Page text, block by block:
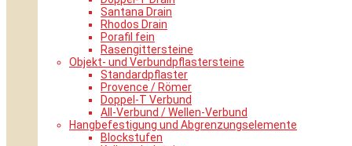
Santana Drain
Rhodos Drain
Porafil fein
Rasengittersteine
Objekt- und Verbundpflastersteine
Standardpflaster
Provence / Römer
Doppel-T Verbund
All-Verbund / Wellen-Verbund
Hangbefestigung und Abgrenzungselemente
Blockstufen